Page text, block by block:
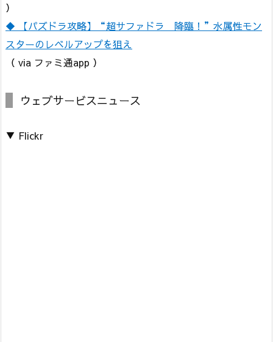
）
◆ 【パズドラ攻略】“超サファドラ 降臨！”水属性モン
スターのレベルアップを狙え
（ via ファミ通app ）
ウェブサービスニュース
▼ Flickr